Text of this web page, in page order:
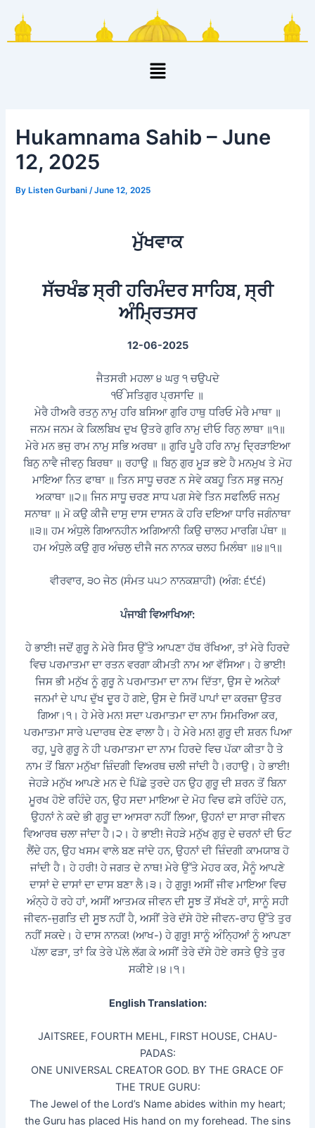
content
Menu
Hukamnama Sahib – June
12, 2025
By Listen Gurbani/June 12, 2025
ਮੁੱਖਵਾਕ
ਸੱਚਖੰਡ ਸ੍ਰੀ ਹਰਿਮੰਦਰ ਸਾਹਿਬ, ਸ੍ਰੀ
ਅੰਮ੍ਰਿਤਸਰ
12-06-2025
ਜੈਤਸਰੀ ਮਹਲਾ ੪ ਘਰੁ ੧ ਚਉਪਦੇ
ੴ ਸਤਿਗੁਰ ਪ੍ਰਸਾਦਿ ॥
ਮੇਰੈ ਹੀਅਰੈ ਰਤਨੁ ਨਾਮੁ ਹਰਿ ਬਸਿਆ ਗੁਰਿ ਹਾਥੁ ਧਰਿਓ ਮੇਰੈ ਮਾਥਾ ॥
ਜਨਮ ਜਨਮ ਕੇ ਕਿਲਬਿਖ ਦੁਖ ਉਤਰੇ ਗੁਰਿ ਨਾਮੁ ਦੀਓ ਰਿਨੁ ਲਾਥਾ ॥੧॥
ਮੇਰੇ ਮਨ ਭਜੁ ਰਾਮ ਨਾਮੁ ਸਭਿ ਅਰਥਾ ॥ ਗੁਰਿ ਪੂਰੈ ਹਰਿ ਨਾਮੁ ਦ੍ਰਿੜਾਇਆ
ਬਿਨੁ ਨਾਵੈ ਜੀਵਨੁ ਬਿਰਥਾ ॥ ਰਹਾਉ ॥ ਬਿਨੁ ਗੁਰ ਮੂੜ ਭਏ ਹੈ ਮਨਮੁਖ ਤੇ ਮੋਹ
ਮਾਇਆ ਨਿਤ ਫਾਥਾ ॥ ਤਿਨ ਸਾਧੂ ਚਰਣ ਨ ਸੇਵੇ ਕਬਹੂ ਤਿਨ ਸਭੁ ਜਨਮੁ
ਅਕਾਥਾ ॥੨॥ ਜਿਨ ਸਾਧੂ ਚਰਣ ਸਾਧ ਪਗ ਸੇਵੇ ਤਿਨ ਸਫਲਿਓ ਜਨਮੁ
ਸਨਾਥਾ ॥ ਮੋ ਕਉ ਕੀਜੈ ਦਾਸੁ ਦਾਸ ਦਾਸਨ ਕੋ ਹਰਿ ਦਇਆ ਧਾਰਿ ਜਗੰਨਾਥਾ
॥੩॥ ਹਮ ਅੰਧੁਲੇ ਗਿਆਨਹੀਨ ਅਗਿਆਨੀ ਕਿਉ ਚਾਲਹ ਮਾਰਗਿ ਪੰਥਾ ॥
ਹਮ ਅੰਧੁਲੇ ਕਉ ਗੁਰ ਅੰਚਲੁ ਦੀਜੈ ਜਨ ਨਾਨਕ ਚਲਹ ਮਿਲੰਥਾ ॥੪॥੧॥
ਵੀਰਵਾਰ, ੩੦ ਜੇਠ (ਸੰਮਤ ੫੫੭ ਨਾਨਕਸ਼ਾਹੀ) (ਅੰਗ: ੬੯੬)
ਪੰਜਾਬੀ ਵਿਆਖਿਆ:
ਹੇ ਭਾਈ! ਜਦੋਂ ਗੁਰੂ ਨੇ ਮੇਰੇ ਸਿਰ ਉੱਤੇ ਆਪਣਾ ਹੱਥ ਰੱਖਿਆ, ਤਾਂ ਮੇਰੇ ਹਿਰਦੇ
ਵਿਚ ਪਰਮਾਤਮਾ ਦਾ ਰਤਨ ਵਰਗਾ ਕੀਮਤੀ ਨਾਮ ਆ ਵੱਸਿਆ। ਹੇ ਭਾਈ!
ਜਿਸ ਭੀ ਮਨੁੱਖ ਨੂੰ ਗੁਰੂ ਨੇ ਪਰਮਾਤਮਾ ਦਾ ਨਾਮ ਦਿੱਤਾ, ਉਸ ਦੇ ਅਨੇਕਾਂ
ਜਨਮਾਂ ਦੇ ਪਾਪ ਦੁੱਖ ਦੂਰ ਹੋ ਗਏ, ਉਸ ਦੇ ਸਿਰੋਂ ਪਾਪਾਂ ਦਾ ਕਰਜ਼ਾ ਉਤਰ
ਗਿਆ।੧। ਹੇ ਮੇਰੇ ਮਨ! ਸਦਾ ਪਰਮਾਤਮਾ ਦਾ ਨਾਮ ਸਿਮਰਿਆ ਕਰ,
ਪਰਮਾਤਮਾ ਸਾਰੇ ਪਦਾਰਥ ਦੇਣ ਵਾਲਾ ਹੈ। ਹੇ ਮੇਰੇ ਮਨ! ਗੁਰੂ ਦੀ ਸ਼ਰਨ ਪਿਆ
ਰਹੁ, ਪੂਰੇ ਗੁਰੂ ਨੇ ਹੀ ਪਰਮਾਤਮਾ ਦਾ ਨਾਮ ਹਿਰਦੇ ਵਿਚ ਪੱਕਾ ਕੀਤਾ ਹੈ ਤੇ
ਨਾਮ ਤੋਂ ਬਿਨਾ ਮਨੁੱਖਾ ਜ਼ਿੰਦਗੀ ਵਿਅਰਥ ਚਲੀ ਜਾਂਦੀ ਹੈ।ਰਹਾਉ। ਹੇ ਭਾਈ!
ਜੇਹੜੇ ਮਨੁੱਖ ਆਪਣੇ ਮਨ ਦੇ ਪਿੱਛੇ ਤੁਰਦੇ ਹਨ ਉਹ ਗੁਰੂ ਦੀ ਸ਼ਰਨ ਤੋਂ ਬਿਨਾ
ਮੂਰਖ ਹੋਏ ਰਹਿੰਦੇ ਹਨ, ਉਹ ਸਦਾ ਮਾਇਆ ਦੇ ਮੋਹ ਵਿਚ ਫਸੇ ਰਹਿੰਦੇ ਹਨ,
ਉਹਨਾਂ ਨੇ ਕਦੇ ਭੀ ਗੁਰੂ ਦਾ ਆਸਰਾ ਨਹੀਂ ਲਿਆ, ਉਹਨਾਂ ਦਾ ਸਾਰਾ ਜੀਵਨ
ਵਿਆਰਥ ਚਲਾ ਜਾਂਦਾ ਹੈ।੨। ਹੇ ਭਾਈ! ਜੇਹੜੇ ਮਨੁੱਖ ਗੁਰੁ ਦੇ ਚਰਨਾਂ ਦੀ ਓਟ
ਲੈਂਦੇ ਹਨ, ਉਹ ਖਸਮ ਵਾਲੇ ਬਣ ਜਾਂਦੇ ਹਨ, ਉਹਨਾਂ ਦੀ ਜ਼ਿੰਦਗੀ ਕਾਮਯਾਬ ਹੋ
ਜਾਂਦੀ ਹੈ। ਹੇ ਹਰੀ! ਹੇ ਜਗਤ ਦੇ ਨਾਥ! ਮੇਰੇ ਉੱਤੇ ਮੇਹਰ ਕਰ, ਮੈਨੂੰ ਆਪਣੇ
ਦਾਸਾਂ ਦੇ ਦਾਸਾਂ ਦਾ ਦਾਸ ਬਣਾ ਲੈ।੩। ਹੇ ਗੁਰੂ! ਅਸੀਂ ਜੀਵ ਮਾਇਆ ਵਿਚ
ਅੰਨ੍ਹੇ ਹੋ ਰਹੇ ਹਾਂ, ਅਸੀਂ ਆਤਮਕ ਜੀਵਨ ਦੀ ਸੂਝ ਤੋਂ ਸੱਖਣੇ ਹਾਂ, ਸਾਨੂੰ ਸਹੀ
ਜੀਵਨ-ਜੁਗਤਿ ਦੀ ਸੂਝ ਨਹੀਂ ਹੈ, ਅਸੀਂ ਤੇਰੇ ਦੱਸੇ ਹੋਏ ਜੀਵਨ-ਰਾਹ ਉੱਤੇ ਤੁਰ
ਨਹੀਂ ਸਕਦੇ। ਹੇ ਦਾਸ ਨਾਨਕ! (ਆਖ-) ਹੇ ਗੁਰੂ! ਸਾਨੂੰ ਅੰਨਿ੍ਹਆਂ ਨੂੰ ਆਪਣਾ
ਪੱਲਾ ਫੜਾ, ਤਾਂ ਕਿ ਤੇਰੇ ਪੱਲੇ ਲੱਗ ਕੇ ਅਸੀਂ ਤੇਰੇ ਦੱਸੇ ਹੋਏ ਰਸਤੇ ਉਤੇ ਤੁਰ
ਸਕੀਏ।੪।੧।
English Translation:
JAITSREE, FOURTH MEHL, FIRST HOUSE, CHAU-
PADAS:
ONE UNIVERSAL CREATOR GOD. BY THE GRACE OF
THE TRUE GURU:
The Jewel of the Lord’s Name abides within my heart;
the Guru has placed His hand on my forehead. The sins
navigation